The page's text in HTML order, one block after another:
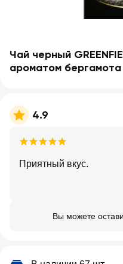
Чай черный
ароматом
4.9
Приятный вкус.
Вы можете